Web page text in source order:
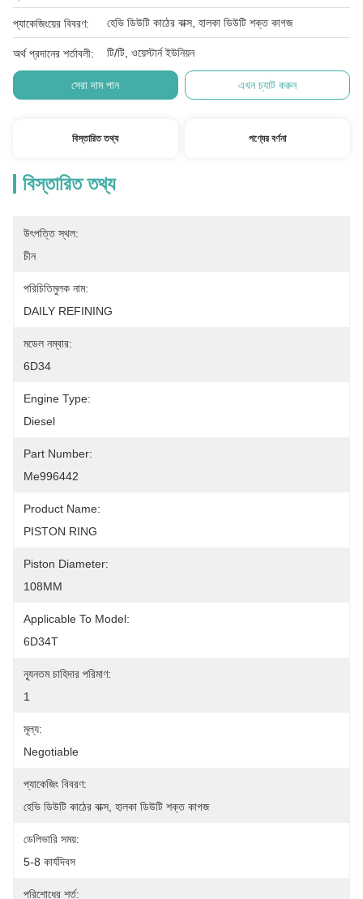
প্যাকেজিংয়ের বিবরণ: হেভি ডিউটি ​​কাঠের বাক্স, হালকা ডিউটি ​​শক্ত কাগজ
অর্থ প্রদানের শর্তাবলী: টি/টি, ওয়েস্টার্ন ইউনিয়ন
সেরা দাম পান এখন চ্যাট করুন
বিস্তারিত তথ্য পণ্যের বর্ণনা
বিস্তারিত তথ্য
উৎপত্তি স্থল:
চীন
পরিচিতিমুলক নাম:
DAILY REFINING
মডেল নম্বার:
6D34
Engine Type:
Diesel
Part Number:
Me996442
Product Name:
PISTON RING
Piston Diameter:
108MM
Applicable To Model:
6D34T
ন্যূনতম চাহিদার পরিমাণ:
1
মূল্য:
Negotiable
প্যাকেজিং বিবরণ:
হেভি ডিউটি ​​কাঠের বাক্স, হালকা ডিউটি ​​শক্ত কাগজ
ডেলিভারি সময়:
5-8 কার্যদিবস
পরিশোধের শর্ত: